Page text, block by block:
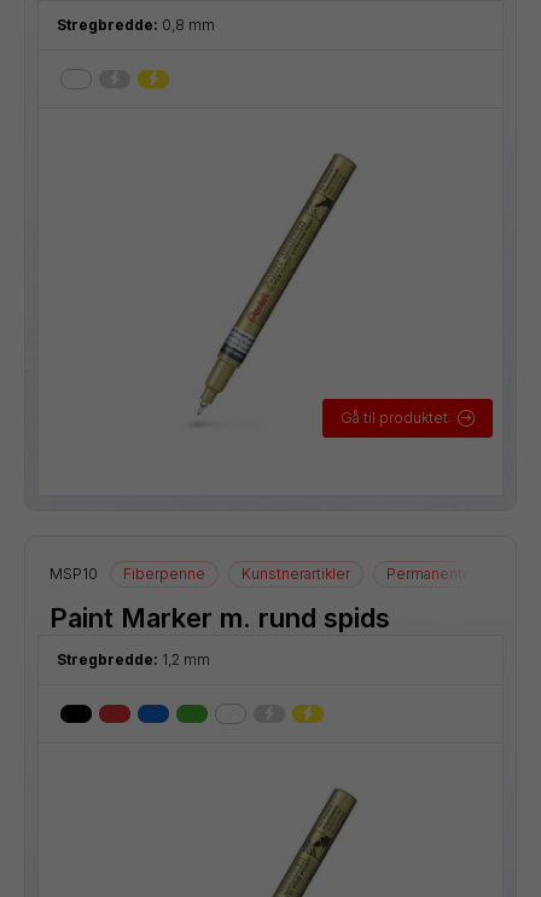
Stregbredde: 0,8 mm
Gå til produktet
MSP10 Fiberpenne Kunstnerartikler Permanente markere
Paint Marker m. rund spids
Stregbredde: 1,2 mm